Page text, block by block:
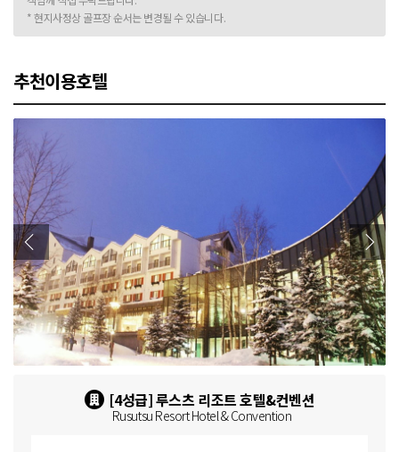
* 현지사정상 골프장 순서는 변경될 수 있습니다.
추천이용호텔
[4성급] 루스츠 리조트 호텔&컨벤션
Rusutsu Resort Hotel & Convention